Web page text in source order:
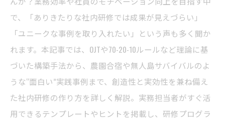
で、「ありきたりな社内研修では成果が見えづらい」
「ユニークな事例を取り入れたい」という声も多く聞か
れます。本記事では、OJTや70-20-10ルールなど理論に基
づいた構築手法から、農園合宿や無人島サバイバルのよ
うな“面白い”実践事例まで、創造性と実効性を兼ね備え
た社内研修の作り方を詳しく解説。実務担当者がすぐ活
用できるテンプレートやヒントを掲載し、研修プログラ